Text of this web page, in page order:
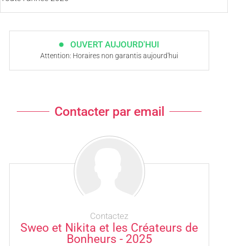
OUVERT AUJOURD'HUI
Attention: Horaires non garantis aujourd'hui
Contacter par email
Contactez
Sweo et Nikita et les Créateurs de
Bonheurs - 2025